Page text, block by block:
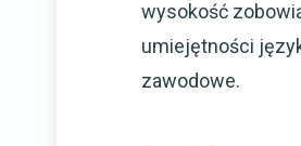
wysokość
umiejętności
zawodowe.